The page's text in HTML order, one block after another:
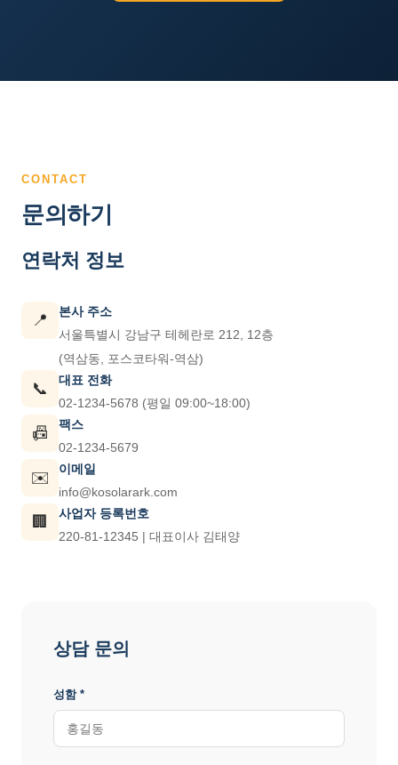
CONTACT
문의하기
연락처 정보
📍
본사 주소
서울특별시 강남구 테헤란로 212, 12층
(역삼동, 포스코타워-역삼)
📞
대표 전화
02-1234-5678 (평일 09:00~18:00)
📠
팩스
02-1234-5679
✉️
이메일
info@kosolarark.com
🏢
사업자 등록번호
220-81-12345 | 대표이사 김태양
상담 문의
성함 *